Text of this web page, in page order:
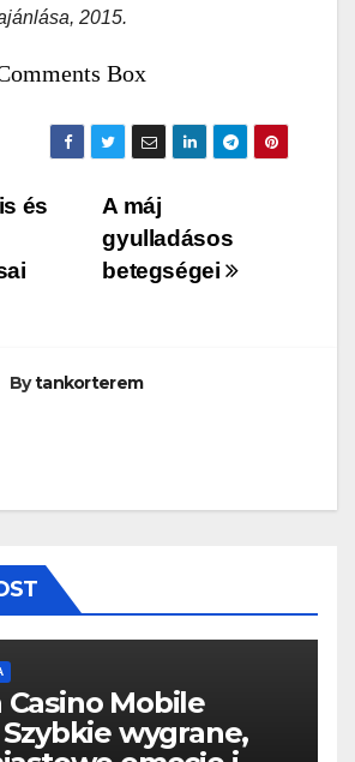
2015.
Box
A máj
gyulladásos
betegségei
és
Bytankorterem
Mobile
wygrane,